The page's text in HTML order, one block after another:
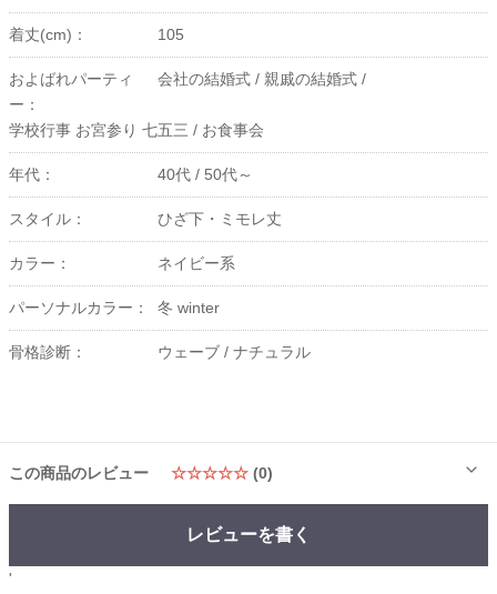
着丈(cm)： 105
およばれパーティ
ー：
会社の結婚式 / 親戚の結婚式 /
学校行事 お宮参り 七五三 / お食事会
年代： 40代 / 50代～
スタイル： ひざ下・ミモレ丈
カラー： ネイビー系
パーソナルカラー： 冬 winter
骨格診断： ウェーブ / ナチュラル
この商品のレビュー ☆☆☆☆☆ (0)
レビューを書く
'